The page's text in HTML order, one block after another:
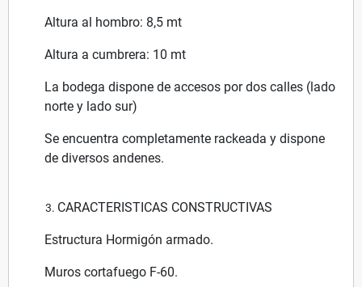
Altura al hombro: 8,5 mt
Altura a cumbrera: 10 mt
La bodega dispone de accesos por dos calles (lado
norte y lado sur)
Se encuentra completamente rackeada y dispone
de diversos andenes.
CARACTERISTICAS CONSTRUCTIVAS
Estructura Hormigón armado.
Muros cortafuego F-60.